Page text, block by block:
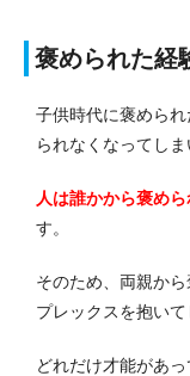
褒められた経
子供時代に褒めら
られなくなってしま
人は誰かから褒め
す。
そのため、両親か
プレックスを抱いて
どれだけ才能があ